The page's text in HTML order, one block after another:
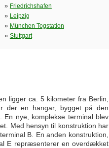
» Friedrichshafen
» Leipzig
» München Togstation
» Stuttgart
ligger ca. 5 kilometer fra Berlin,
der en hangar, bygget på den
nye, komplekse terminal blev
Med hensyn til konstruktion har
B. En anden konstruktion,
E repræsenterer en overdækket